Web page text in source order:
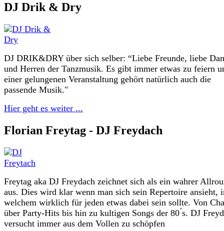
DJ Drik & Dry
DJ DRIK&DRY über sich selber: “Liebe Freunde, liebe
und Herren der Tanzmusik. Es gibt immer etwas zu feiern
einer gelungenen Veranstaltung gehört natürlich auch die
passende Musik."
Hier geht es weiter ...
Florian Freytag - DJ Freydach
Freytag aka DJ Freydach zeichnet sich als ein wahrer
aus. Dies wird klar wenn man sich sein Repertoire ansieht,
welchem wirklich für jeden etwas dabei sein sollte. Von
über Party-Hits bis hin zu kultigen Songs der 80 ́s. DJ
versucht immer aus dem Vollen zu schöpfen